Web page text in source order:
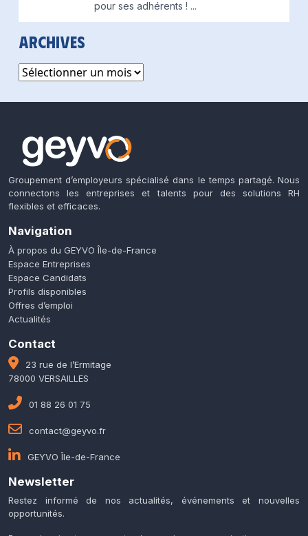
pour ses adhérents ! ...
Archives
Archives
Groupement d’employeurs spécialisé dans le temps partagé. Nous
connectons les entreprises et talents pour des solutions RH
flexibles et efficaces.
Navigation
À propos du GEYVO Île-de-France
Espace Entreprises
Espace Candidats
Profils disponibles
Offres d’emploi
Actualités
Contact
23 rue de l’Ermitage
78000 VERSAILLES
01 88 26 01 75
contact@geyvo.fr
GEYVO Île-de-France
Newsletter
Restez informé de nos actualités, événements et nouvelles
opportunités.